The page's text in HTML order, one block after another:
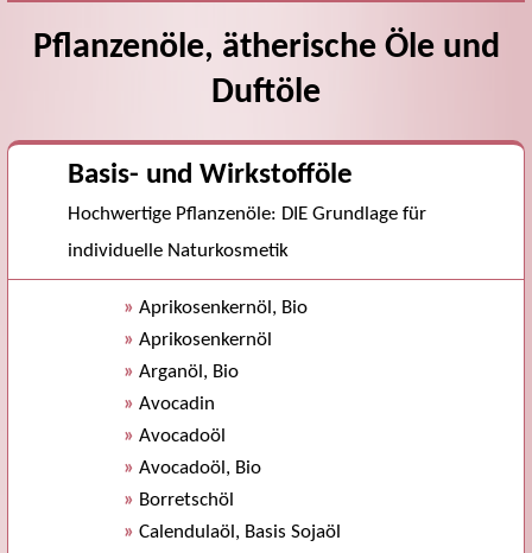
Pflanzenöle, ätherische Öle und
Duftöle
Basis- und Wirkstofföle
Hochwertige Pflanzenöle: DIE Grundlage für
individuelle Naturkosmetik
» Aprikosenkernöl, Bio
» Aprikosenkernöl
» Arganöl, Bio
» Avocadin
» Avocadoöl
» Avocadoöl, Bio
» Borretschöl
» Calendulaöl, Basis Sojaöl